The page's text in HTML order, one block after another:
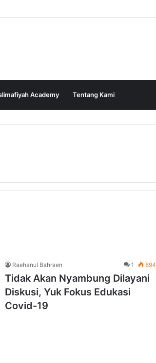
Academy Tentang Kami
Raehanul Bahraen 1 894
Tidak Akan Nyambung Dilayani
Diskusi, Yuk Fokus Edukasi
Covid-19